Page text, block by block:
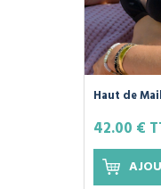
Haut de
Noir - PLIM -
42.00 €